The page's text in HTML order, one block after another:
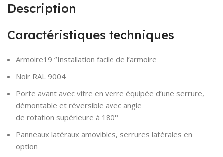
Description
Caractéristiques techniques
Armoire19 ‘’Installation facile de l’armoire
Noir RAL 9004
Porte avant avec vitre en verre équipée d’une serrure,
démontable et réversible avec angle
de rotation supérieure à 180°
Panneaux latéraux amovibles, serrures latérales en
option